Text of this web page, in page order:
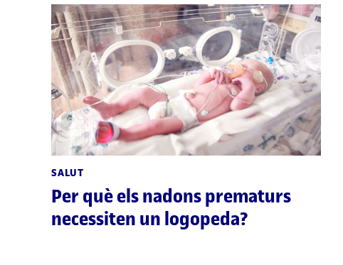
SALUT
Per què els nadons prematurs
necessiten un logopeda?